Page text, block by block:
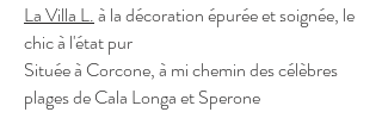
La Villa L.à la décoration épurée et soignée, le
chic à l'état pur
Située à Corcone, à mi chemin des célèbres
plages de Cala Longa et Sperone